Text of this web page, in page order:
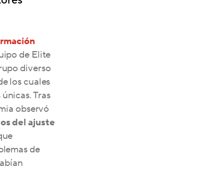
de Elite
diverso
los cuales
Tras
observó
del ajuste
de